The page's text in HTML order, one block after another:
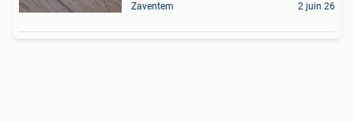
Zaventem 2 juin 26